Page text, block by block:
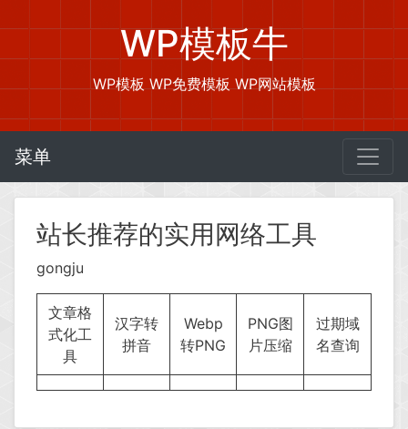
WP模板牛
WP模板 WP免费模板 WP网站模板
菜单
站长推荐的实用网络工具
gongju
文章格
式化工
具
汉字转
拼音
Webp
转PNG
PNG图
片压缩
过期域
名查询